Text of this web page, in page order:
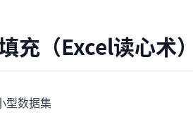
充（Excel读心术）
型数据集